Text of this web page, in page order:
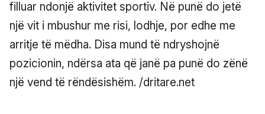
filluar ndonjë aktivitet sportiv. Në punë do jetë
një vit i mbushur me risi, lodhje, por edhe me
arritje të mëdha. Disa mund të ndryshojnë
pozicionin, ndërsa ata që janë pa punë do zënë
një vend të rëndësishëm. /dritare.net